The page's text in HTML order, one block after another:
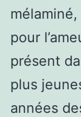
pour
présent
plus
années